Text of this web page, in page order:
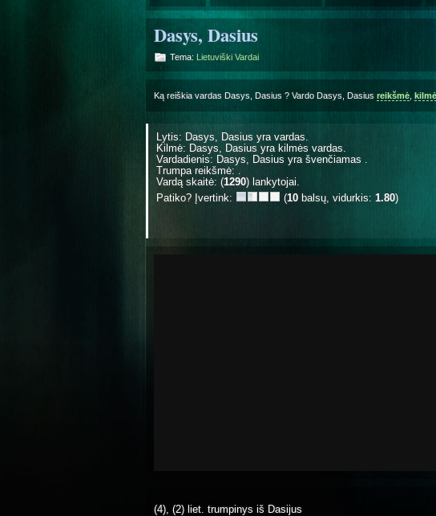
Dasys, Dasius
Tema: Lietuviški Vardai
Ką reiškia vardas Dasys, Dasius ? Vardo Dasys, Dasius reikšmė kilmė
Lytis: Dasys, Dasius yra vardas.
Kilmė: Dasys, Dasius yra kilmės vardas.
Vardadienis: Dasys, Dasius yra švenčiamas
Trumpa reikšmė: .
Vardą skaitė: (1290) lankytojai.
Patiko? Įvertink:
(10 balsų, vidurkis: 1.80)
(4), (2) liet. trumpinys iš Dasijus